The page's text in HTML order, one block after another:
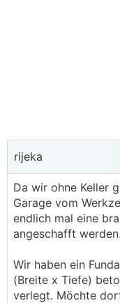
rijeka
Da wir ohne Keller
Garage vom
endlich mal eine
angeschafft werden.
Wir haben ein
(Breite x Tiefe)
verlegt. Möchte